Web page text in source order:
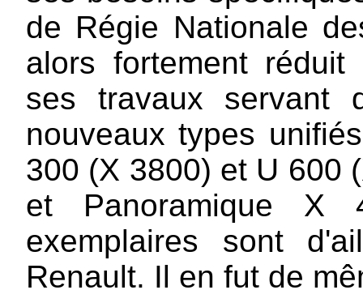
de Régie Nationale
alors fortement
ses travaux servant
nouveaux types
300 (X 3800) et U 600
et Panoramique X
exemplaires sont
Renault. Il en fut de